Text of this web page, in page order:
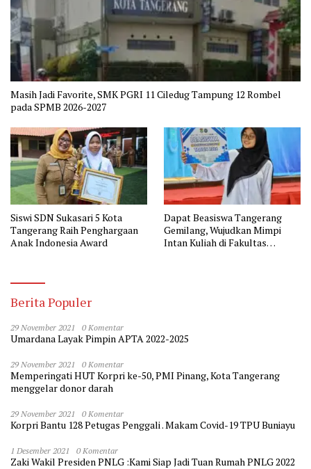
Masih Jadi Favorite, SMK PGRI 11 Ciledug Tampung 12 Rombel
pada SPMB 2026-2027
Siswi SDN Sukasari 5 Kota
Tangerang Raih Penghargaan
Anak Indonesia Award
Dapat Beasiswa Tangerang
Gemilang, Wujudkan Mimpi
Intan Kuliah di Fakultas
Berita Populer
29 November 2021 0 Komentar
Umardana Layak Pimpin APTA 2022-2025
29 November 2021 0 Komentar
Memperingati HUT Korpri ke-50, PMI Pinang, Kota Tangerang
menggelar donor darah
29 November 2021 0 Komentar
Korpri Bantu 128 Petugas Penggali . Makam Covid-19 TPU Buniayu
1 Desember 2021 0 Komentar
Zaki Wakil Presiden PNLG :Kami Siap Jadi Tuan Rumah PNLG 2022